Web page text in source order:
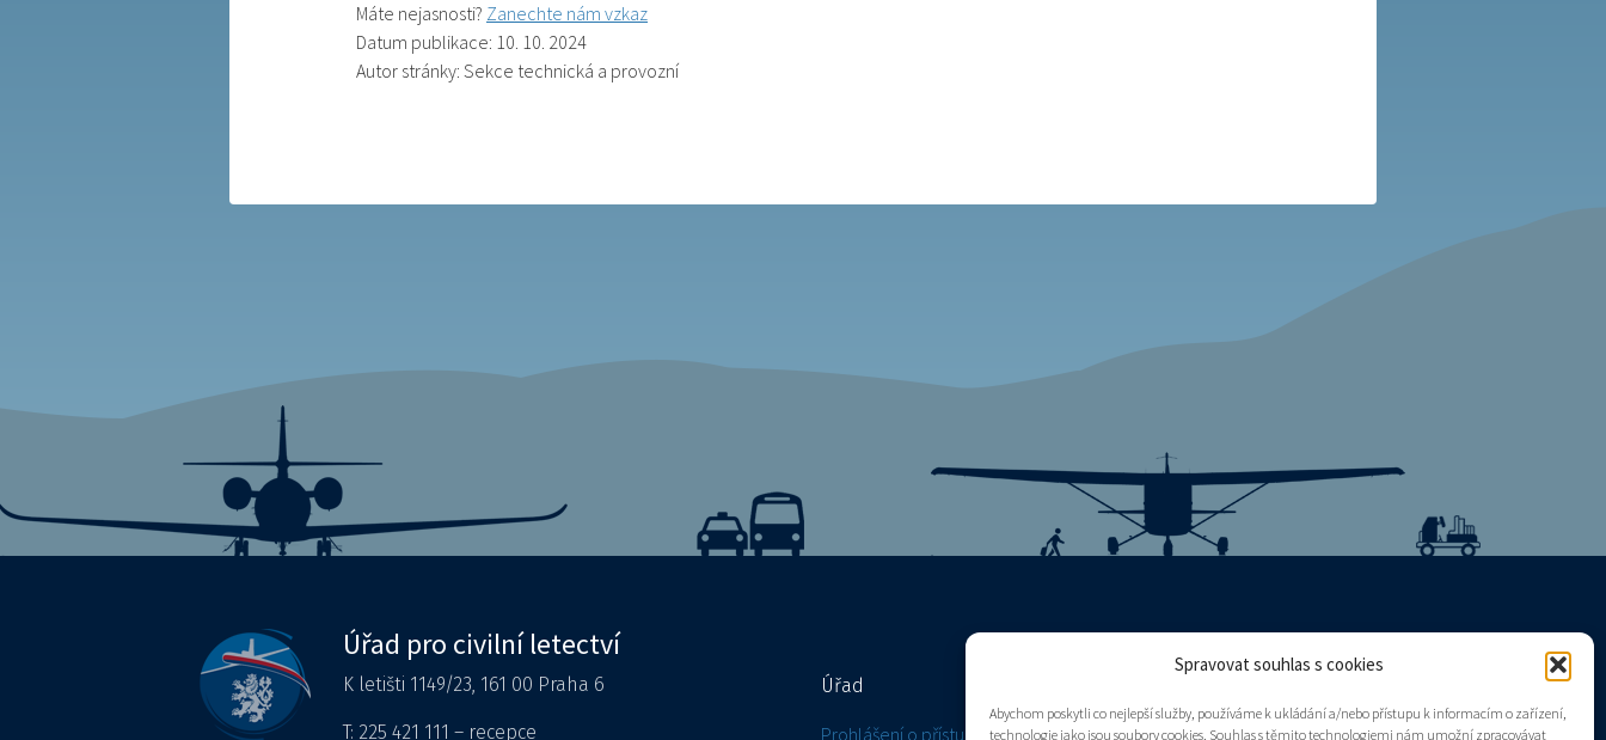
Spravovat souhlas s cookies
Abychom poskytli co nejlepší služby, používáme k ukládání a/nebo přístupu k informacím o zařízení,
technologie jako jsou soubory cookies. Souhlas s těmito technologiemi nám umožní zpracovávat
Máte nejasnosti? Zanechte nám vzkaz
Datum publikace: 10. 10. 2024
Autor stránky: Sekce technická a provozní
Úřad pro civilní letectví
K letišti 1149/23, 161 00 Praha 6
T: 225 421 111 – recepce
Úřad
Prohlášení o přístupnosti Zásady cookies (EU)